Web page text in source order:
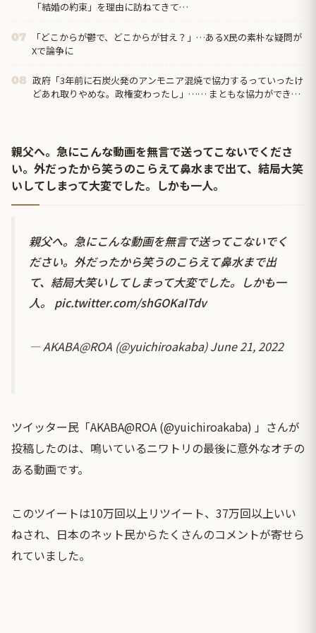
「結婚の約束」を理由に訪ねてきて…
07
「どこからが鬱で、どこからが甘え？」…あるX民の素朴な疑問が
Xで論争に
08 政府「3年前に石炭火発のアンモニア混焼で協力するっていったけ
どあれ取りやめな。政権変わったし」…… まともな協力ができな
親父へ。急にこんな動画を無言で送ってこないでくださ
い。外だったから笑うのこらえて鼻水まで出て、結局大笑
いしてしまって大変でした。しかも一人。
親父へ。急にこんな動画を無言で送ってこないでく
ださい。外だったから笑うのこらえて鼻水まで出
て、結局大笑いしてしまって大変でした。しかも一
人。 pic.twitter.com/shGOKaITdv
— AKABA@ROA (@yuichiroakaba)June 21, 2022
ツイッター民「AKABA@ROA (@yuichiroakaba) 」さんが
投稿したのは、鳴いているニワトリの最後に意外なオチの
ある動画です。
このツイートは10万回以上リツイート、37万回以上いい
ねされ、日本のネット民からたくさんのコメントが寄せら
れていました。